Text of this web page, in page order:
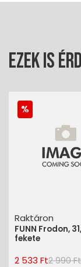
Ezek is
Raktáron
FUNN Frodon,
fekete
2 533 Ft2 990 Ft